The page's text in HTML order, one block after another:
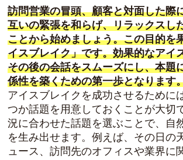
訪問営業の冒頭、顧客と対面した際
互いの緊張を和らげ、リラックスし
ことから始めましょう。この目的を
イスブレイク」です。効果的なアイ
その後の会話をスムーズにし、本題
係性を築くための第一歩となります
アイスブレイクを成功させるために
つか話題を用意しておくことが大切
況に合わせた話題を選ぶことで、自
を生み出せます。例えば、その日の
ュース、訪問先のオフィスや業界に